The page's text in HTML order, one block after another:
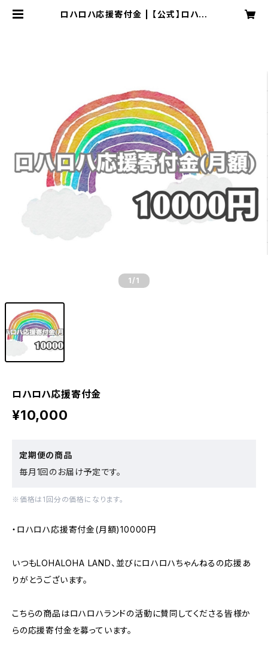
ロハロハ応援寄付金 | 【公式】ロハロ
1 /1
ロハロハ応援寄付金
¥10,000
定期便の商品
毎月1回のお届け予定です。
※価格は1回分の価格になります。
・ロハロハ応援寄付金(月額)10000円
いつもLOHALOHA LAND、並びにロハロハちゃんねるの応援あ
りがとうございます。
こちらの商品はロハロハランドの活動に賛同してくださる皆様か
らの応援寄付金を募っています。